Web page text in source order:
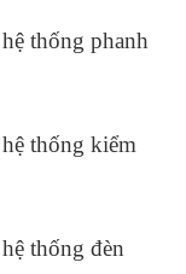
thống phanh
thống kiểm
thống đèn